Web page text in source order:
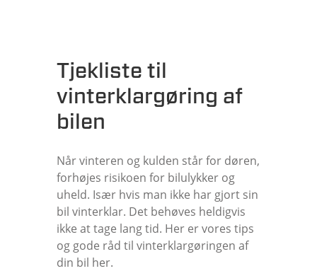
Tjekliste til
vinterklargøring af
bilen
Når vinteren og kulden står for døren,
forhøjes risikoen for bilulykker og
uheld. Især hvis man ikke har gjort sin
bil vinterklar. Det behøves heldigvis
ikke at tage lang tid. Her er vores tips
og gode råd til vinterklargøringen af
din bil her.